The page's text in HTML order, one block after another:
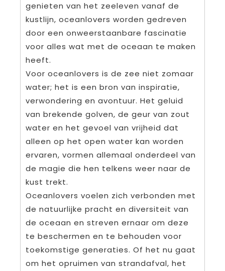
genieten van het zeeleven vanaf de
kustlijn, oceanlovers worden gedreven
door een onweerstaanbare fascinatie
voor alles wat met de oceaan te maken
heeft.
Voor oceanlovers is de zee niet zomaar
water; het is een bron van inspiratie,
verwondering en avontuur. Het geluid
van brekende golven, de geur van zout
water en het gevoel van vrijheid dat
alleen op het open water kan worden
ervaren, vormen allemaal onderdeel van
de magie die hen telkens weer naar de
kust trekt.
Oceanlovers voelen zich verbonden met
de natuurlijke pracht en diversiteit van
de oceaan en streven ernaar om deze
te beschermen en te behouden voor
toekomstige generaties. Of het nu gaat
om het opruimen van strandafval, het